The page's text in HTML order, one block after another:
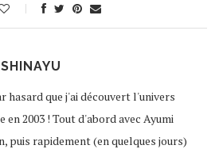
hasard que j'ai découvert l'univers
en 2003 ! Tout d'abord avec Ayumi
puis rapidement (en quelques jours)